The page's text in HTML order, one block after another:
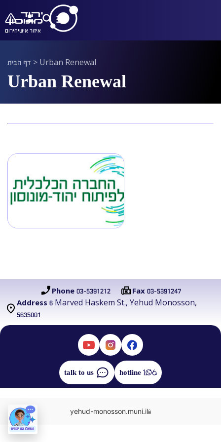
חירוםאיזור אישי
דף הבית > Urban Renewal
Urban Renewal
Address 6 Marved Haskem St., Yehud Monosson,
5635001
Phone 03-5391212 Fax 03-5391247
talk to us hotline
yehud-monosson.muni.il